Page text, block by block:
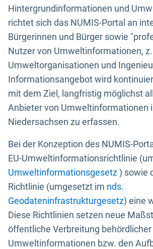
Hintergrundinformationen und
richtet sich das NUMIS-Portal an
Bürgerinnen und Bürger sowie
Nutzer von Umweltinformationen,
Umweltorganisationen und
Informationsangebot wird
mit dem Ziel, langfristig möglichst
Anbieter von Umweltinformationen
Niedersachsen zu erfassen.
Bei der Konzeption des NUMIS-
EU-Umweltinformationsrichtlinie
Umweltinformationsgesetz) sowie
Richtlinie (umgesetzt im nds.
Geodateninfrastrukturgesetz) eine
Diese Richtlinien setzen neue
öffentliche Verbreitung behördlicher
Umweltinformationen bzw. den